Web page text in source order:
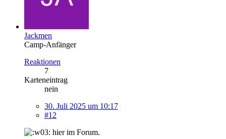
Jackmen
Camp-Anfänger
Reaktionen
7
Karteneintrag
nein
30. Juli 2025 um 10:17
#12
hier im Forum.